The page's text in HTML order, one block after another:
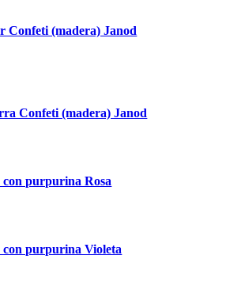
Confeti (madera) Janod
Confeti (madera) Janod
purpurina Rosa
purpurina Violeta